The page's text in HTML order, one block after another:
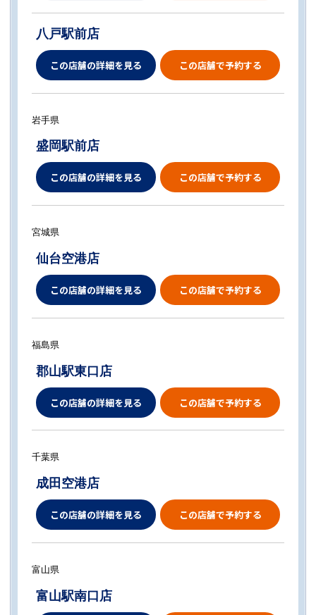
八戸駅前店
この店舗の詳細を見る この店舗で予約する
岩手県
盛岡駅前店
この店舗の詳細を見る この店舗で予約する
宮城県
仙台空港店
この店舗の詳細を見る この店舗で予約する
福島県
郡山駅東口店
この店舗の詳細を見る この店舗で予約する
千葉県
成田空港店
この店舗の詳細を見る この店舗で予約する
富山県
富山駅南口店